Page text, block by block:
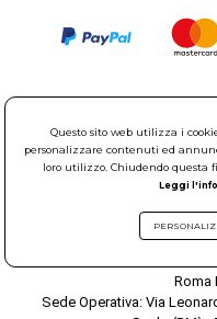
00015
Partita Iva: 01586761007 -
Roma
Sede Operativa: Via
Questo sito web utilizza i
personalizzare contenuti ed
loro utilizzo. Chiudendo questa
Leggi